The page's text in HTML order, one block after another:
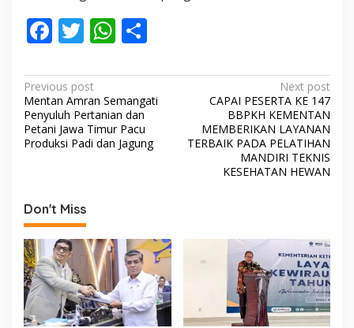
F
e
b
o
o
T
itt
er
W
at
s
A
p
ar
e
P
o
s
a
v
i
g
a
t
Previous post
Mentan Amran Semangati
Penyuluh Pertanian dan
Petani Jawa Timur Pacu
Produksi Padi dan Jagung
Next post
CAPAI PESERTA KE 147
BBPKH KEMENTAN
MEMBERIKAN LAYANAN
TERBAIK PADA PELATIHAN
MANDIRI TEKNIS
KESEHATAN HEWAN
Don't Miss